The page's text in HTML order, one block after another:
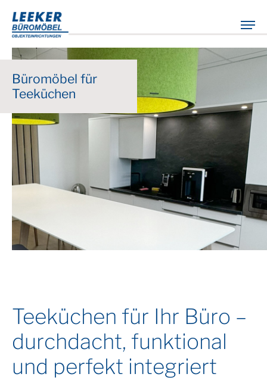
Büromöbel für
Teeküchen
Teeküchen für Ihr Büro –
durchdacht, funktional
und perfekt integriert